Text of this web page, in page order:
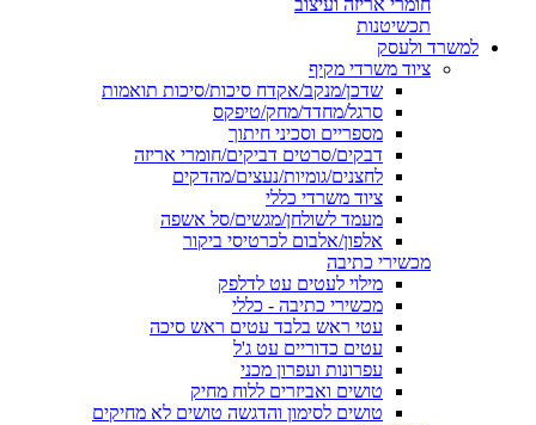
חומרי אריזה ועיצוב
תכשיטנות
למשרד ולעסק
ציוד משרדי מקיף
שדכן/מנקב/אקדח סיכות/סיכות תואמות
סרגל/מחדד/מחק/טיפקס
מספריים וסכיני חיתוך
דבקים/סרטים דביקים/חומרי אריזה
לחצנים/גומיות/נעצים/מהדקים
ציוד משרדי כללי
מעמד לשולחן/מגשים/סל אשפה
אלפון/אלבום לכרטיסי ביקור
מכשירי כתיבה
מילוי לעטים עט לדלפק
מכשירי כתיבה - כללי
עטי ראש בלבד עטים ראש סיכה
עטים כדוריים עט ג'ל
עפרונות ועפרון מכני
טושים ואביזרים ללוח מחיק
טושים לסימון והדגשה טושים לא מחיקים